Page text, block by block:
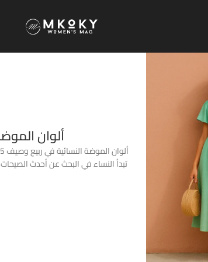
ألوان
تبدأ النساء في البحث عن أحدث